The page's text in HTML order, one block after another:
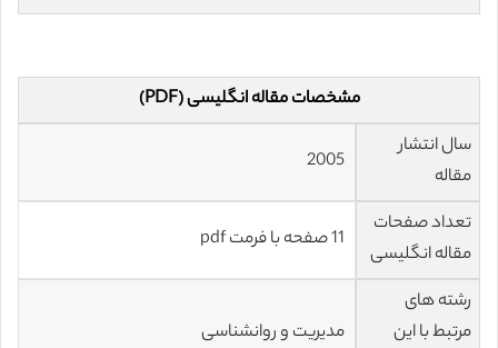
مشخصات مقاله انگلیسی (PDF)
سال انتشار
مقاله
تعداد صفحات
مقاله انگلیسی
رشته های
مرتبط با این
مدیریت و روانشناسی